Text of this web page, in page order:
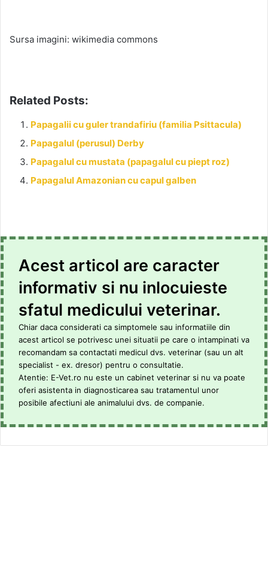
Sursa imagini: wikimedia commons
Related Posts:
Papagalii cu guler trandafiriu (familia Psittacula)
Papagalul (perusul) Derby
Papagalul cu mustata (papagalul cu piept roz)
Papagalul Amazonian cu capul galben
Acest articol are caracter
informativ si nu inlocuieste
sfatul medicului veterinar.
Chiar daca considerati ca simptomele sau informatiile din
acest articol se potrivesc unei situatii pe care o intampinati va
recomandam sa contactati medicul dvs. veterinar (sau un alt
specialist - ex. dresor) pentru o consultatie.
Atentie: E-Vet.ro nu este un cabinet veterinar si nu va poate
oferi asistenta in diagnosticarea sau tratamentul unor
posibile afectiuni ale animalului dvs. de companie.